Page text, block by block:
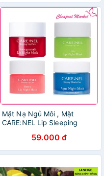
Mặt Nạ Ngủ Môi , Mặt
CARE:NEL Lip Sleeping
59.000 đ